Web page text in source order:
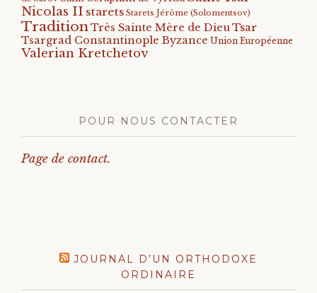
Nicolas II starets Starets Jérôme (Solomentsov)
TraditionTrès Sainte Mère de DieuTsar
Tsargrad Constantinople Byzance Union Européenne
Valerian Kretchetov
POUR NOUS CONTACTER
Page de contact.
JOURNAL D’UN ORTHODOXE
ORDINAIRE